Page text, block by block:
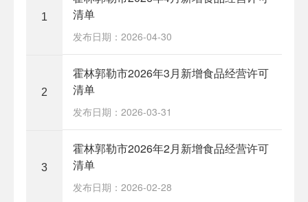
1
清单
发布日期：2026-04-30
2
​霍林郭勒市2026年3月新增食品经营许可
清单
发布日期：2026-03-31
3
​霍林郭勒市2026年2月新增食品经营许可
清单
发布日期：2026-02-28